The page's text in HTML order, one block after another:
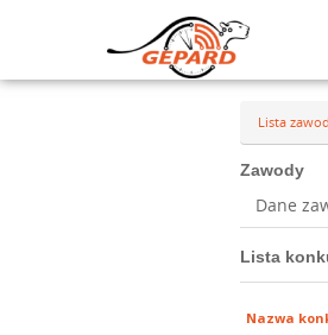
Lista
Zawody
Dane
Lista
Nazwa